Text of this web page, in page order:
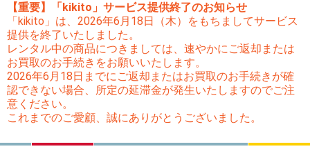
【重要】「kikito」サービス提供終了のお知らせ
「kikito」は、2026年6月18日（木）をもちましてサービス
提供を終了いたしました。
レンタル中の商品につきましては、速やかにご返却または
お買取のお手続きをお願いいたします。
2026年6月18日までにご返却またはお買取のお手続きが確
認できない場合、所定の延滞金が発生いたしますのでご注
意ください。
これまでのご愛顧、誠にありがとうございました。